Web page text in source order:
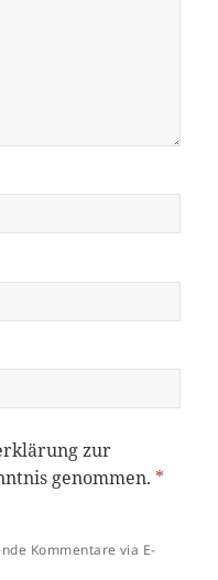
zur
genommen. *
Kommentare via E-